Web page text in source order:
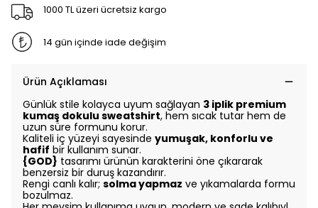
1000 TL üzeri ücretsiz kargo
14 gün içinde iade değişim
Ürün Açıklaması
Günlük stile kolayca uyum sağlayan 3 iplik premium
kumaş dokulu sweatshirt, hem sıcak tutar hem de
uzun süre formunu korur.
Kaliteli iç yüzeyi sayesinde yumuşak, konforlu ve
hafif bir kullanım sunar.
{GOD} tasarımı ürünün karakterini öne çıkararak
benzersiz bir duruş kazandırır.
Rengi canlı kalır; solma yapmaz ve yıkamalarda formu
bozulmaz.